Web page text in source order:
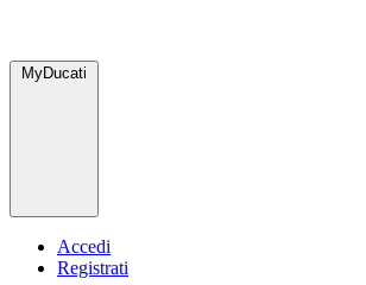
MyDucati
Accedi
Registrati